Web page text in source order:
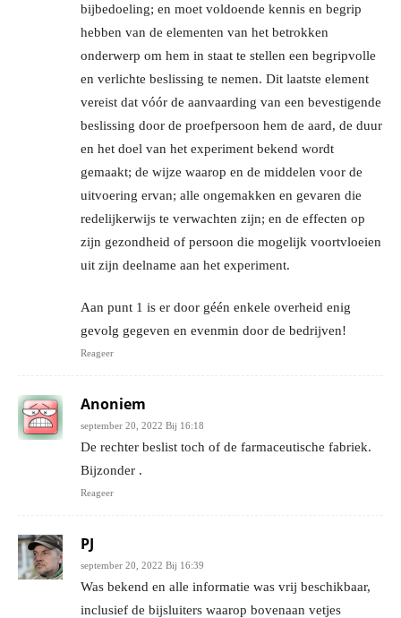
bijbedoeling; en moet voldoende kennis en begrip
hebben van de elementen van het betrokken
onderwerp om hem in staat te stellen een begripvolle
en verlichte beslissing te nemen. Dit laatste element
vereist dat vóór de aanvaarding van een bevestigende
beslissing door de proefpersoon hem de aard, de duur
en het doel van het experiment bekend wordt
gemaakt; de wijze waarop en de middelen voor de
uitvoering ervan; alle ongemakken en gevaren die
redelijkerwijs te verwachten zijn; en de effecten op
zijn gezondheid of persoon die mogelijk voortvloeien
uit zijn deelname aan het experiment.
Aan punt 1 is er door géén enkele overheid enig
gevolg gegeven en evenmin door de bedrijven!
Reageer
Anoniem
september 20, 2022 Bij 16:18
De rechter beslist toch of de farmaceutische fabriek.
Bijzonder .
Reageer
PJ
september 20, 2022 Bij 16:39
Was bekend en alle informatie was vrij beschikbaar,
inclusief de bijsluiters waarop bovenaan vetjes